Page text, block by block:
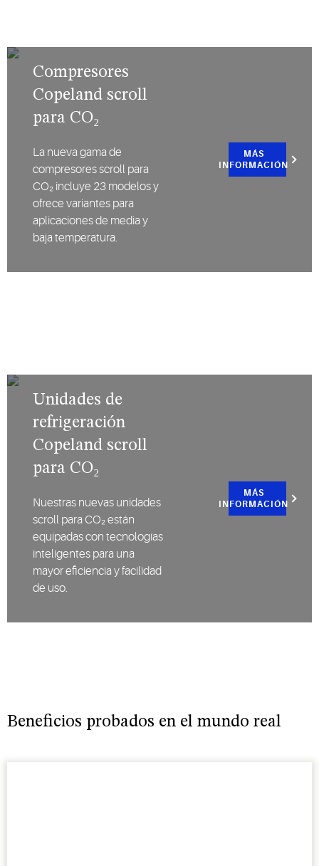
Compresores
Copeland scroll
para CO₂
La nueva gama de
compresores scroll para
CO₂ incluye 23 modelos y
ofrece variantes para
aplicaciones de media y
baja temperatura.
MÁS
INFORMACIÓN
Unidades de
refrigeración
Copeland scroll
para CO₂
Nuestras nuevas unidades
scroll para CO₂ están
equipadas con tecnologías
inteligentes para una
mayor eficiencia y facilidad
de uso.
MÁS
INFORMACIÓN
Beneficios probados en el mundo real